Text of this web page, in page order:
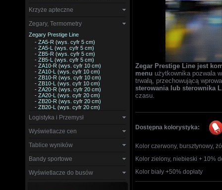
Krzyże apteczne
Zegary, Termometry
Zegary Prestige Line
- ZA5-R (wys. cyfr 5 cm)
- ZA5-L (wys. cyfr 5 cm)
- ZB5-R (wys. cyfr 5 cm)
- ZB5-L (wys. cyfr 5 cm)
- ZA10-R (wys. cyfr 10 cm)
- ZA10-L (wys. cyfr 10 cm)
- ZB10-R (wys. cyfr 10 cm)
- ZB10-L (wys. cyfr 10 cm)
- ZA20-R (wys. cyfr 20 cm)
- ZA20-L (wys. cyfr 20 cm)
- ZB20-R (wys. cyfr 20 cm)
- ZB20-L (wys. cyfr 20 cm)
Logistyka i Przemysł
Wyświetlacze cen
Tablice wyników
Bandy sportowe
Wyświetlacze do busów
Zegar Prestige Line jest
menu użytkownika pozwala
trwałą, przechowującą
sterowania lub sterownika
czasu.
Dostępna kolorystyka:
Kolor czerwony, bursztynowy,
Kolor zielony, niebieski + 10%
Kolor biały +50% dopłaty